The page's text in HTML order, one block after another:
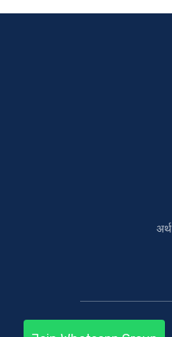
अर्थ